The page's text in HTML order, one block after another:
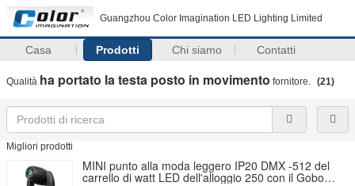
Guangzhou Color Imagination LED Lighting Limited
Casa Prodotti Chi siamo Contatti
Qualità ha portato la testa posto in movimento fornitore. (21)
Migliori prodotti
MINI punto alla moda leggero IP20 DMX -512 del
carrello di watt LED dell'alloggio 250 con il Gobo